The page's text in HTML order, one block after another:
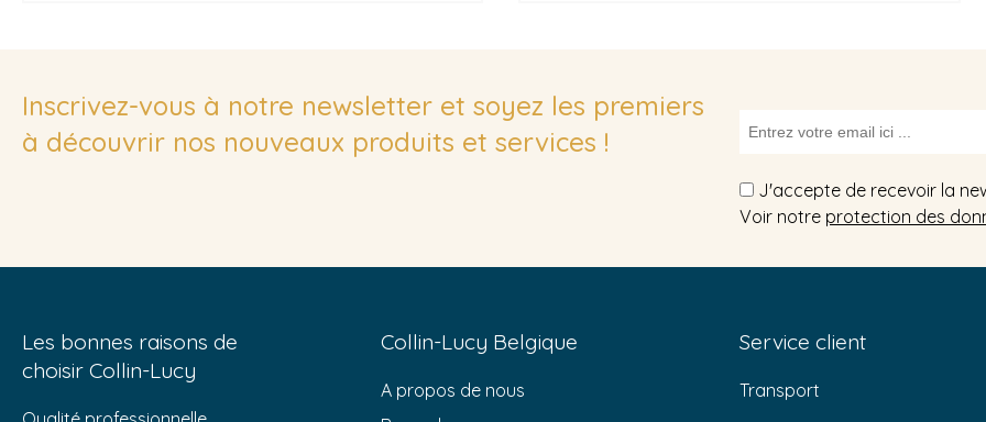
Inscrivez-vous à notre newsletter et soyez les premiers
à découvrir nos nouveaux produits et services !
J'accepte de recevoir la
Voir notre protection des
Les bonnes raisons de
choisir Collin-Lucy
Collin-Lucy Belgique
A propos de nous
Service client
Transport